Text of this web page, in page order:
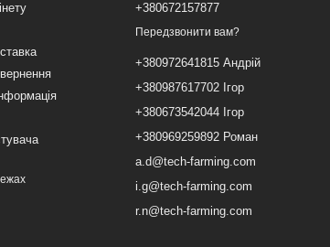
+380672157877
Передзвонити вам?
+380972641815 Андрій
+380987617702 Ігор
+380673542044 Ігор
+380969259892 Роман
a.d@tech-farming.com
i.g@tech-farming.com
r.n@tech-farming.com